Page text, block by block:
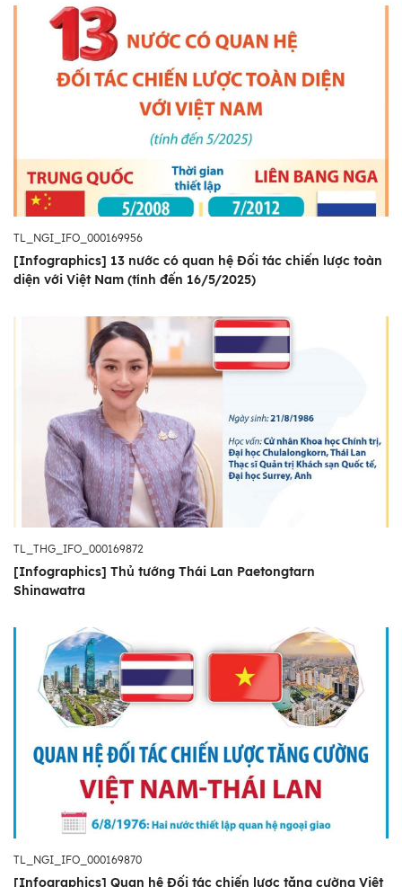
TL_NGI_IFO_000169956
[Infographics] 13 nước có quan hệ Đối tác chiến lược toàn
diện với Việt Nam (tính đến 16/5/2025)
TL_THG_IFO_000169872
[Infographics] Thủ tướng Thái Lan Paetongtarn
Shinawatra
TL_NGI_IFO_000169870
[Infographics] Quan hệ Đối tác chiến lược tăng cường Việt